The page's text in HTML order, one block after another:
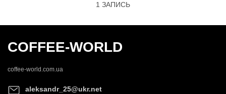
1 ЗАПИСЬ
COFFEE-WORLD
coffee-world.com.ua
aleksandr_25@ukr.net